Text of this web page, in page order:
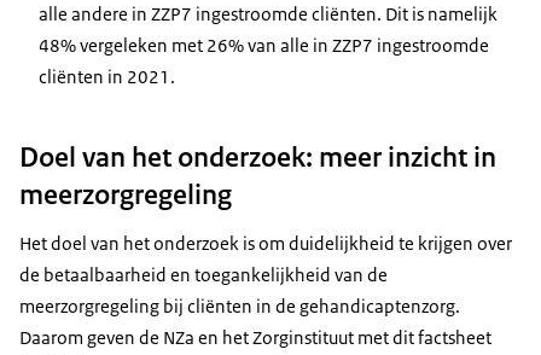
alle andere in ZZP7 ingestroomde cliënten. Dit is namelijk
48% vergeleken met 26% van alle in ZZP7 ingestroomde
cliënten in 2021.
Doel van het onderzoek: meer inzicht in
meerzorgregeling
Het doel van het onderzoek is om duidelijkheid te krijgen over
de betaalbaarheid en toegankelijkheid van de
meerzorgregeling bij cliënten in de gehandicaptenzorg.
Daarom geven de NZa en het Zorginstituut met dit factsheet